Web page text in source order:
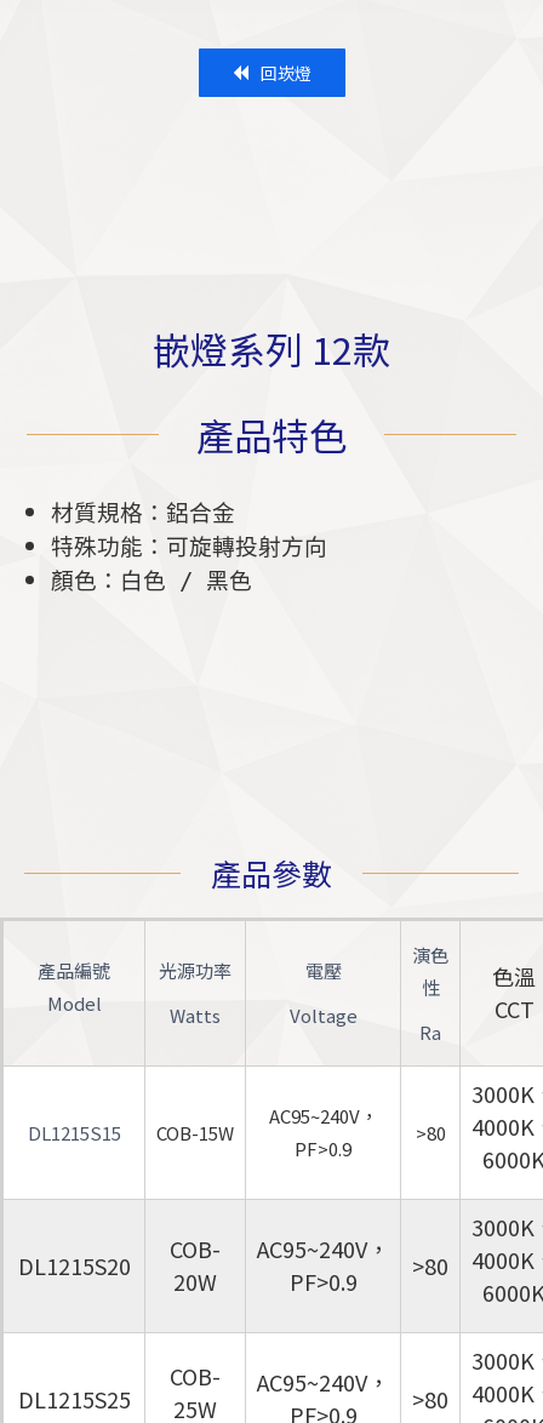
回崁燈
嵌燈系列 12款
產品特色
材質規格：鋁合金
特殊功能：可旋轉投射方向
顏色：白色 / 黑色
產品參數
產品編號
Model
光源功率
Watts
電壓
Voltage
演色
性
Ra
色溫
CCT
DL1215S15 COB-15W
AC95~240V，
PF>0.9
>80
3000K
4000K
DL1215S20
COB-
20W
AC95~240V，
PF>0.9
>80
3000K
4000K
DL1215S25
COB-
25W
AC95~240V，
PF>0.9
>80
3000K
4000K